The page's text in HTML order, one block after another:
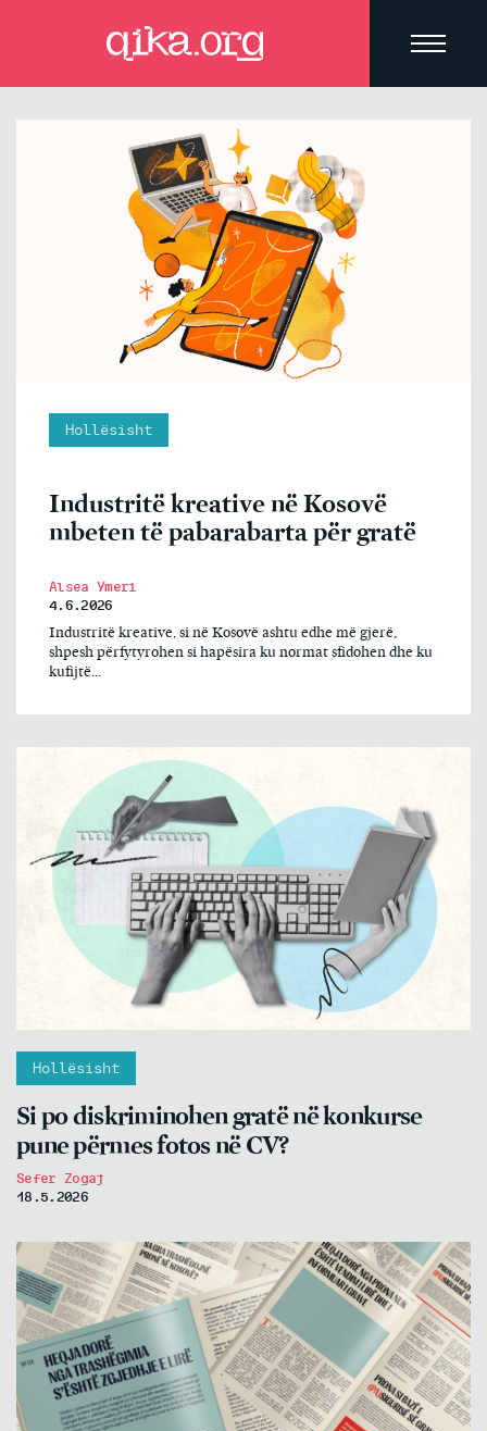
Hollësisht
Industritë kreative në Kosovë
mbeten të pabarabarta për gratë
Alsea Ymeri
4.6.2026
Industritë kreative, si në Kosovë ashtu edhe më gjerë,
shpesh përfytyrohen si hapësira ku normat sfidohen dhe ku
kufijtë...
Hollësisht
Si po diskriminohen gratë në konkurse
pune përmes fotos në CV?
Sefer Zogaj
18.5.2026